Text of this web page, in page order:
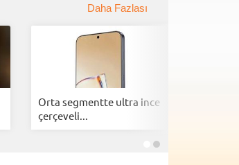
Daha Fazlası
Orta segmentte ultra ince
çerçeveli...